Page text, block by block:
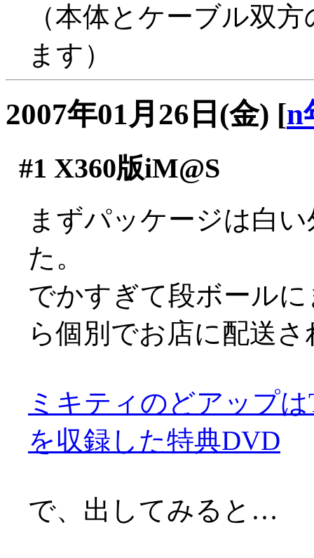
（本体とケーブル双
ます）
2007年01月26日(金) [n
#1 X360版iM@S
まずパッケージは白
た。
でかすぎて段ボール
ら個別でお店に配送
ミキティのどアップ
を収録した特典DVD
で、出してみると…